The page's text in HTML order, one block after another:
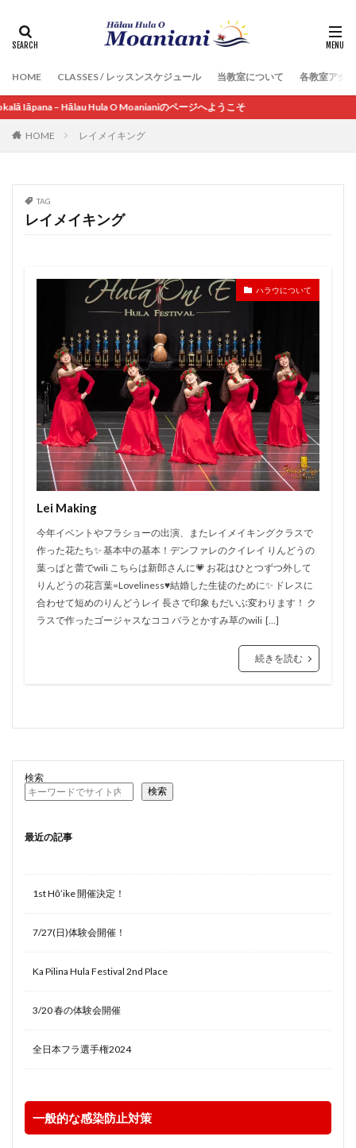
HOME CLASSES / レッスンスケジュール 当教室について 各教室アク
Iāpana – Hālau Hula O Moanianiのページへようこそ
HOME レイメイキング
TAG
レイメイキング
ハラウについて
Lei Making
今年イベントやフラショーの出演、またレイメイキングクラスで
作った花たち✨ 基本中の基本！デンファレのクイレイ りんどうの
葉っぱと蕾でwili こちらは新郎さんに💗 お花はひとつずつ外して
りんどうの花言葉=Loveliness♥️結婚した生徒のために✨ ドレスに
合わせて短めのりんどうレイ 長さで印象もだいぶ変わります！ ク
ラスで作ったゴージャスなココ バラとかすみ草のwili […]
続きを読む
検索
検索
最近の記事
1st Hōʻike 開催決定！
7/27(日)体験会開催！
Ka Pilina Hula Festival 2nd Place
3/20 春の体験会開催
全日本フラ選手権2024
一般的な感染防止対策